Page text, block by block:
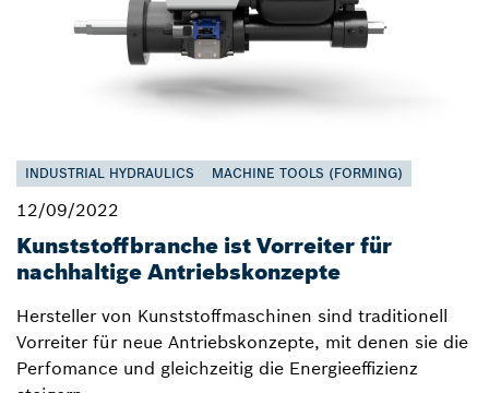
INDUSTRIAL HYDRAULICS MACHINE TOOLS (FORMING)
12/09/2022
Kunststoffbranche ist Vorreiter für
nachhaltige Antriebskonzepte
Hersteller von Kunststoffmaschinen sind traditionell
Vorreiter für neue Antriebskonzepte, mit denen sie die
Perfomance und gleichzeitig die Energieeffizienz